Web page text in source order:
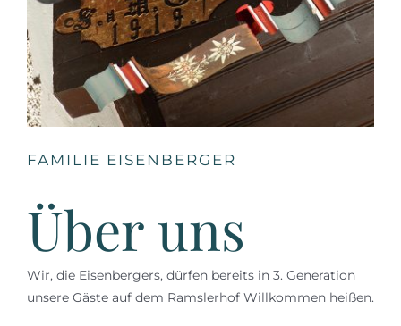
FAMILIE EISENBERGER
Über uns
Wir, die Eisenbergers, dürfen bereits in 3. Generation
unsere Gäste auf dem Ramslerhof Willkommen heißen.